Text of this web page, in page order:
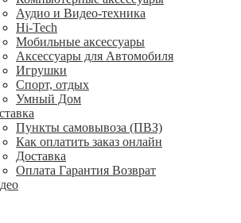
Аудио и Видео-техника
Hi-Tech
Мобильные аксессуары
Аксессуары для Автомобиля
Игрушки
Спорт, отдых
Умный Дом
Пункты самовывоза (ПВЗ)
Как оплатить заказ онлайн
Доставка
Оплата Гарантия Возврат